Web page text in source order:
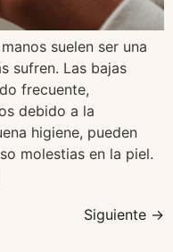
suelen ser una
sufren. Las bajas
frecuente,
debido a la
higiene, pueden
molestias en la piel.
Siguiente →